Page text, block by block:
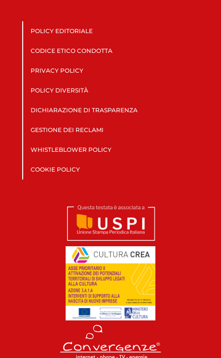
POLICY EDITORIALE
CODICE ETICO CONDOTTA
PRIVACY POLICY
POLICY DIVERSITÀ
DICHIARAZIONE DI TRASPARENZA
GESTIONE DEI RECLAMI
WHISTLEBLOWER POLICY
COOKIE POLICY